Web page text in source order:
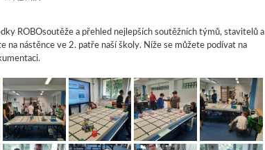
ROBOsoutěže a přehled nejlepších soutěžních týmů, stavitelů a
na nástěnce ve 2. patře naší školy. Níže se můžete podívat na